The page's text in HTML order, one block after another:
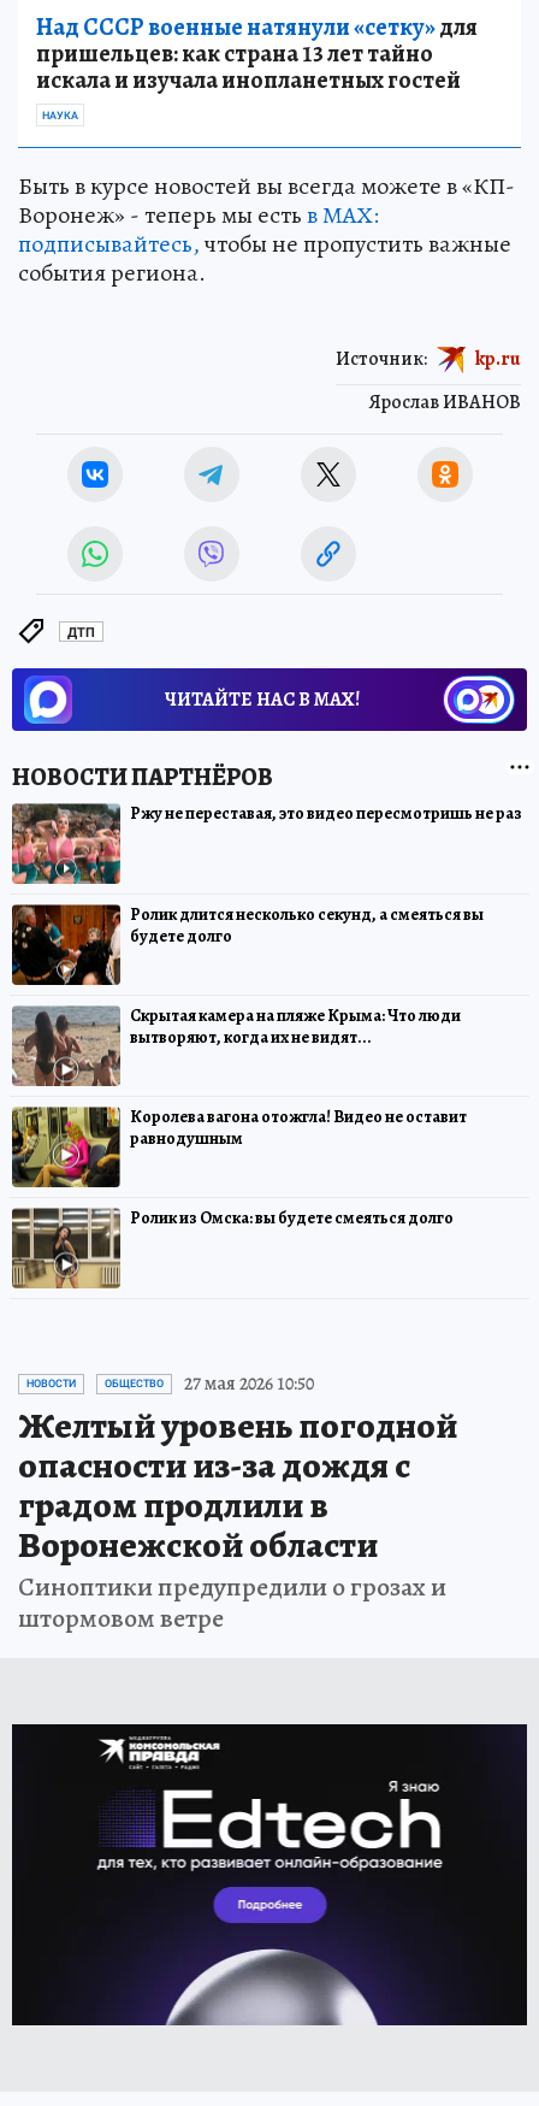
Над СССР военные натянули «сетку»для
пришельцев: как страна 13 лет тайно
искала и изучала инопланетных гостей
НАУКА
Быть в курсе новостей вы всегда можете в «КП-
Воронеж» - теперь мы естьв МАХ:
подписывайтесь,чтобы не пропустить важные
события региона.
Ярослав ИВАНОВ
Источник: kp.ru
ДТП
ЧИТАЙТЕ НАС В МАХ!
Ржу не переставая, это видео пересмотришь не раз
Ролик длится несколько секунд, а смеяться вы
будете долго
Скрытая камера на пляже Крыма: Что люди
вытворяют, когда их не видят...
Королева вагона отожгла! Видео не оставит
равнодушным
Ролик из Омска: вы будете смеяться долго
НОВОСТИ ОБЩЕСТВО 27 мая 2026 10:50
Желтый уровень погодной
опасности из-за дождя с
градом продлили в
Воронежской области
Синоптики предупредили о грозах и
штормовом ветре